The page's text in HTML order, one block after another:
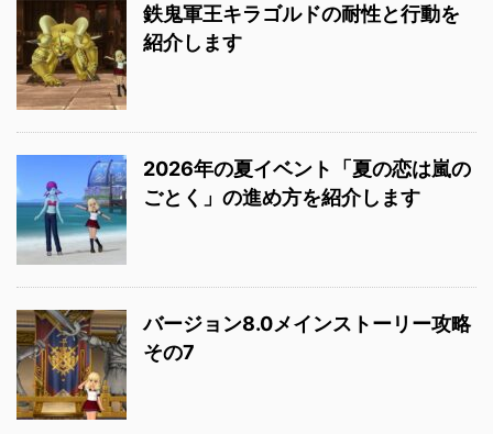
鉄鬼軍王キラゴルドの耐性と行動を
紹介します
2026年の夏イベント「夏の恋は嵐の
ごとく」の進め方を紹介します
バージョン8.0メインストーリー攻略
その7